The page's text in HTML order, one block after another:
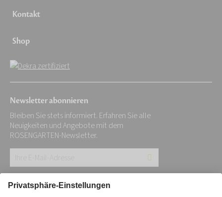
Kontakt
Shop
Newsletter abonnieren
Bleiben Sie stets informiert. Erfahren Sie alle
Neuigkeiten und Angebote mit dem
ROSENGARTEN-Newsletter.
E-
Mail-